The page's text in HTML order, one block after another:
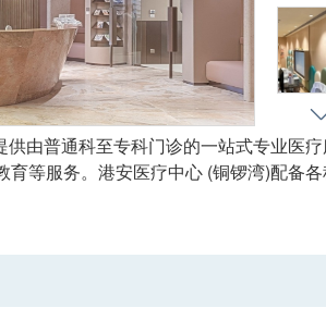
由普通科至专科门诊的一站式专业医
等服务。港安医疗中心 (铜锣湾)配备